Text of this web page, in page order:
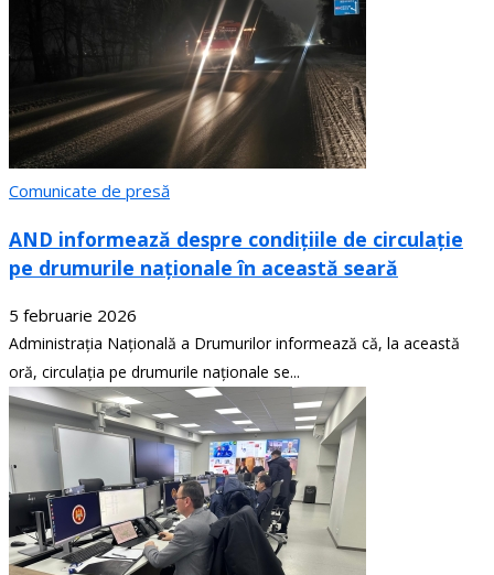
Comunicate de presă
AND informează despre condițiile de circulație
pe drumurile naționale în această seară
5 februarie 2026
Administrația Națională a Drumurilor informează că, la această
oră, circulația pe drumurile naționale se...